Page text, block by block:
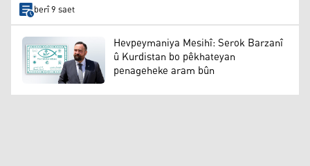
berî 9 saet
Hevpeymaniya Mesihî: Serok Barzanî
û Kurdistan bo pêkhateyan
penageheke aram bûn